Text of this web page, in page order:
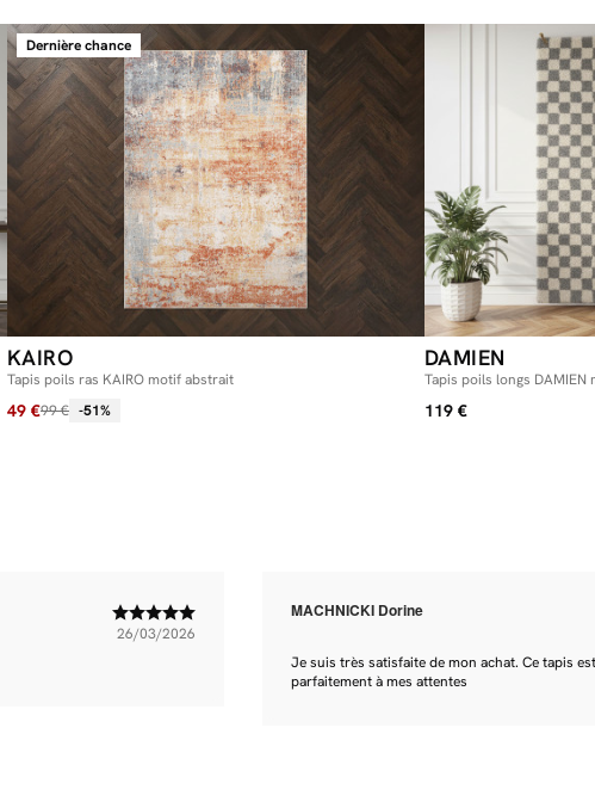
Dernière chance
KAIRO
Tapis poils ras KAIRO motif abstrait
49 €99 € -51%
DAMIEN
Tapis poils longs DAMIEN
119 €
26/03/2026
MACHNICKI Dorine
Je suis très satisfaite de mon achat. Ce tapis
parfaitement à mes attentes